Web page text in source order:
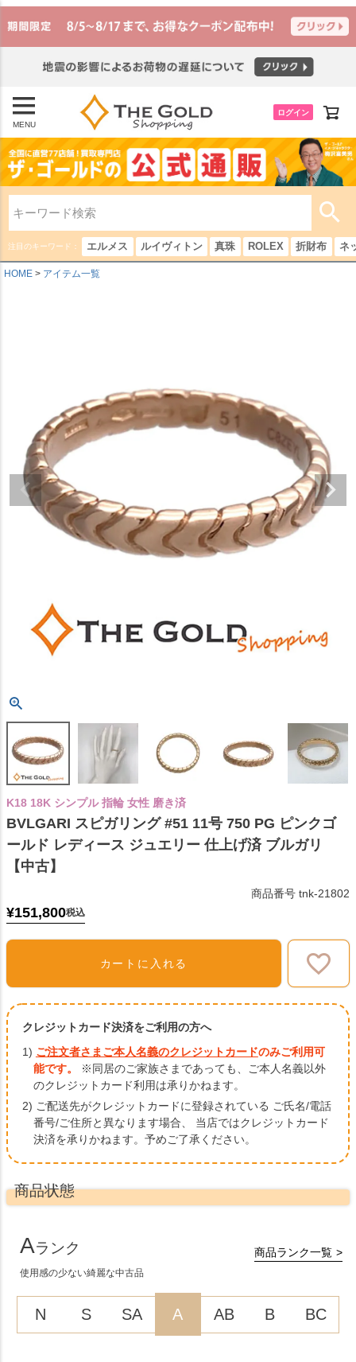
MENU
ログイン
注目のキーワード： エルメス ルイヴィトン 真珠 ROLEX 折財布 ネ
HOME アイテム一覧
K18 18K シンプル 指輪 女性 磨き済
BVLGARI スピガリング #51 11号 750 PG ピンクゴ
ールド レディース ジュエリー 仕上げ済 ブルガリ
【中古】
商品番号 tnk-21802
¥151,800税込
カートに入れる
クレジットカード決済をご利用の方へ
1) ご注文者さまご本人名義のクレジットカードのみご利用可
能です。
※同居のご家族さまであっても、ご本人名義以外
のクレジットカード利用は承りかねます。
2) ご配送先がクレジットカードに登録されている ご氏名/電話
番号/ご住所と異なります場合、
当店ではクレジットカード
決済を承りかねます。予めご了承ください。
商品状態
Aランク
使用感の少ない綺麗な中古品
商品ランク一覧
N S SA A AB B BC